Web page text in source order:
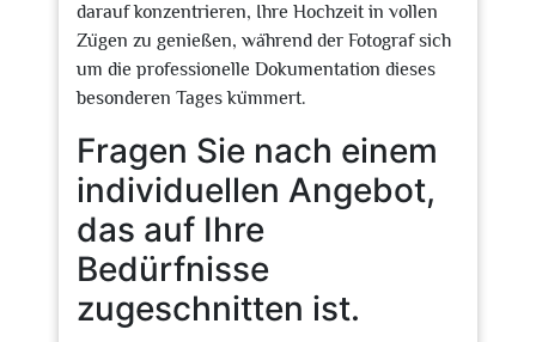
darauf konzentrieren, Ihre Hochzeit in vollen
Zügen zu genießen, während der Fotograf sich
um die professionelle Dokumentation dieses
besonderen Tages kümmert.
Fragen Sie nach einem
individuellen Angebot,
das auf Ihre
Bedürfnisse
zugeschnitten ist.